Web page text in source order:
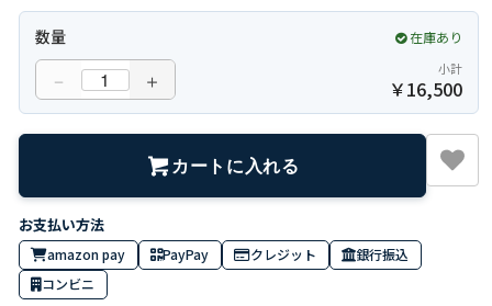
数量 在庫あり
－ ＋ 小計
￥16,500
カートに入れる
amazon pay PayPay クレジット
銀行振込
コンビニ